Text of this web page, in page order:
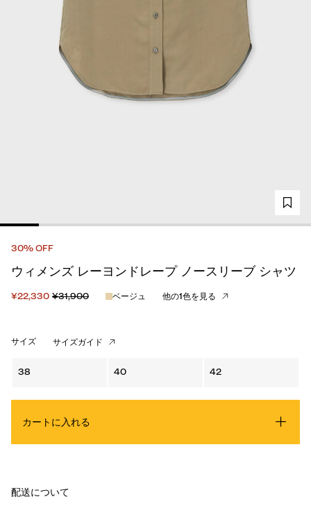
30% OFF
ウィメンズ レーヨンドレープ ノースリーブ シャツ
¥22,330 ¥31,900 ベージュ 他の1色を見る
サイズ サイズガイド
38 40 42
カートに入れる
配送について